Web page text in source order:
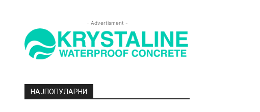
- Advertisment -
НАЈПОПУЛАРНИ